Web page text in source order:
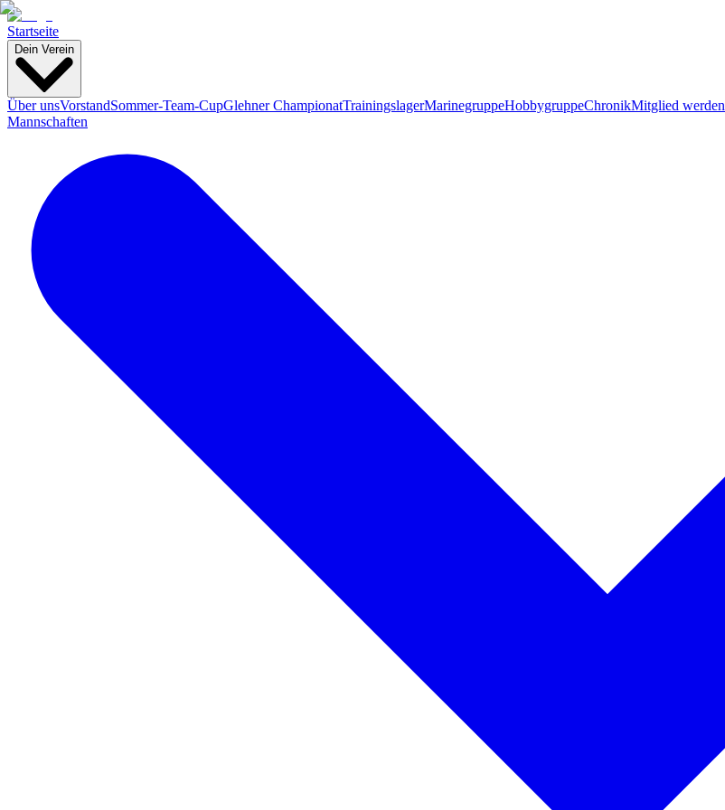
Startseite
Dein Verein
Über unsVorstandSommer-Team-CupGlehner ChampionatTrainingslagerMarinegruppeHobbygruppeChronikMitglied werden
Mannschaften